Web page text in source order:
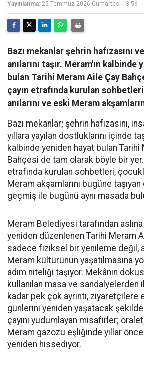
Yayınlanma: 25 Temmuz 2026 Cumartesi 13:56
Bazı mekanlar şehrin hafızasını
anılarını taşır. Meram'ın kalbinde
bulan Tarihi Meram Aile Çay
çayın etrafında kurulan
anılarını ve eski Meram
Bazı mekanlar; şehrin hafızasını,
yıllara yayılan dostluklarını içinde
kalbinde yeniden hayat bulan Tarihi
Bahçesi de tam olarak böyle bir
etrafında kurulan sohbetleri,
Meram akşamlarını bugüne
geçmiş ile bugünü aynı masada
Meram Belediyesi tarafından
yeniden düzenlenen Tarihi Meram
sadece fiziksel bir yenileme değil,
Meram kültürünün yaşatılmasına
adım niteliği taşıyor. Mekânın
kullanılan masa ve sandalyelerden
kadar pek çok ayrıntı, ziyaretçilere
günlerini yeniden yaşatacak
çayını yudumlayan misafirler;
Meram gazozu eşliğinde yıllar
yeniden hissediyor.